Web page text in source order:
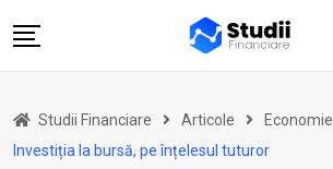
to
Actualitate
Studii Financiare Articole Economie
Investiția la bursă, pe înțelesul tuturor